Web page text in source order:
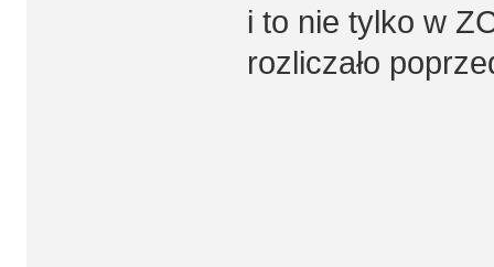
i to nie tylko w
rozliczało